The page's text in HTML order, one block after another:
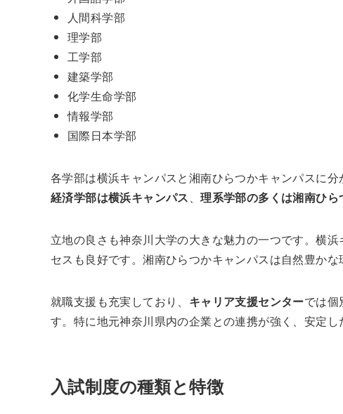
人間科学部
理学部
工学部
建築学部
化学生命学部
情報学部
国際日本学部
各学部は横浜キャンパスと湘南ひらつかキャンパスに
経済学部は横浜キャンパス、理系学部の多くは湘南ひら
立地の良さも神奈川大学の大きな魅力の一つです。横
セスも良好です。湘南ひらつかキャンパスは自然豊か
就職支援も充実しており、 キャリア支援センターでは個
す。特に地元神奈川県内の企業との連携が強く、安定し
入試制度の種類と特徴